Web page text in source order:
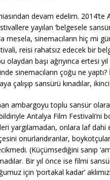
devam edelim. 2014’te
yayılan ‘belgesele
mesela, sinemacıların hiç mi
reisi rahatsız edecek bir
olaydan başı ağrıyınca ertesi
sinemacıların çoğu ne
çalışıp sansürü kınadılar,
ambargoyu toplu sansür
Antalya Film Festivali’ni
yargılamadan, onlara laf
onurlandıranlar, boykotçulara
(Küçümsediğini sanıp
Bir yıl önce ise filmi
için ‘portakal kadar’